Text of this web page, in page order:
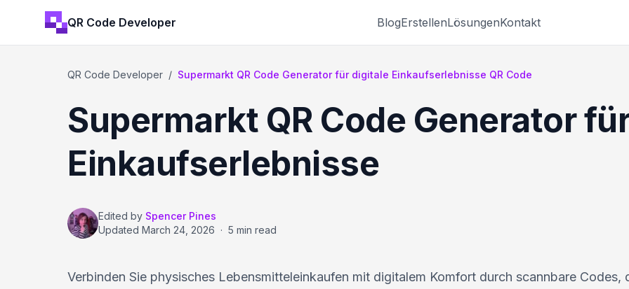
QR Code Developer BlogErstellenLösungenKontakt
QR Code Developer / Supermarkt QR Code Generator für digitale Einkaufserlebnisse QR Code
Supermarkt QR Code Generator
Einkaufserlebnisse
Edited by Spencer Pines
Updated March 24, 2026 · 5 min read
Verbinden Sie physisches Lebensmitteleinkaufen mit digitalem Komfort durch scannbare Codes,